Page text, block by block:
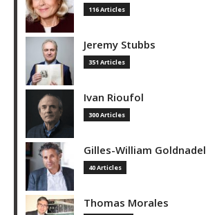
116 Articles
Jeremy Stubbs
351 Articles
Ivan Rioufol
300 Articles
Gilles-William Goldnadel
40 Articles
Thomas Morales